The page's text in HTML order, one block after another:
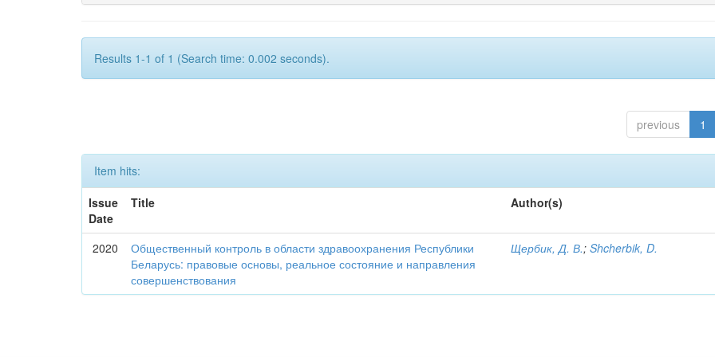
Results 1-1 of 1 (Search time: 0.002 seconds).
previous 1
Item hits:
Issue
Date
Title Author(s)
2020
Общественный контроль в области здравоохранения Республики
Беларусь: правовые основы, реальное состояние и направления
совершенствования
Щербик, Д. В.;Shcherbik, D.